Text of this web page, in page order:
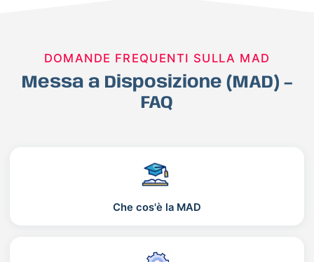
DOMANDE FREQUENTI SULLA MAD
Messa a Disposizione (MAD) –
FAQ
Che cos'è la MAD